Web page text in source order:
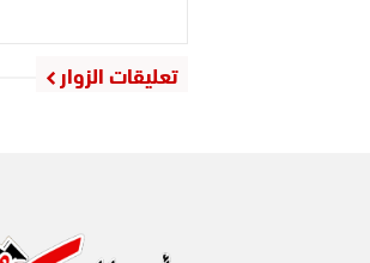
تعليقات الزوار